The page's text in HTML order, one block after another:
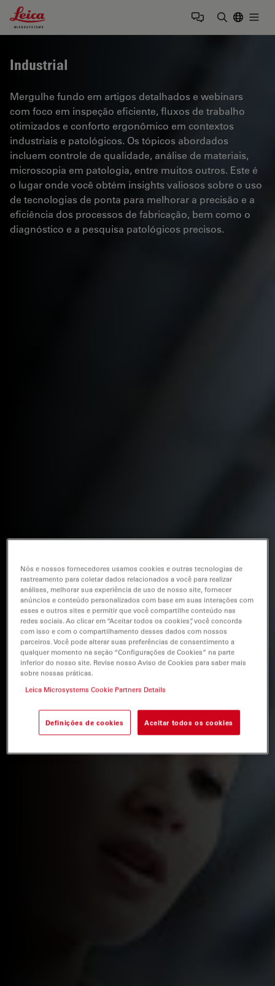
Leica Microsystems Logo
Industrial
Mergulhe fundo em artigos detalhados e webinars
com foco em inspeção eficiente, fluxos de trabalho
otimizados e conforto ergonômico em contextos
industriais e patológicos. Os tópicos abordados
incluem controle de qualidade, análise de materiais,
microscopia em patologia, entre muitos outros. Este é
o lugar onde você obtém insights valiosos sobre o uso
de tecnologias de ponta para melhorar a precisão e a
eficiência dos processos de fabricação, bem como o
diagnóstico e a pesquisa patológicos precisos.
Nós e nossos fornecedores usamos cookies e outras tecnologias de
rastreamento para coletar dados relacionados a você para realizar
análises, melhorar sua experiência de uso de nosso site, fornecer
anúncios e conteúdo personalizados com base em suas interações com
esses e outros sites e permitir que você compartilhe conteúdo nas
redes sociais. Ao clicar em “Aceitar todos os cookies”, você concorda
com isso e com o compartilhamento desses dados com nossos
parceiros. Você pode alterar suas preferências de consentimento a
qualquer momento na seção “Configurações de Cookies” na parte
inferior do nosso site. Revise nosso Aviso de Cookies para saber mais
sobre nossas práticas.
Leica Microsystems Cookie Partners Details
Definições de cookies Aceitar todos os cookies